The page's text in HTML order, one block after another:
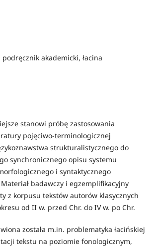
akademicki, łacina
stanowi próbę zastosowania
pojęciwo-terminologicznej
strukturalistycznego do
synchronicznego opisu systemu
i syntaktycznego
Materiał badawczy i egzemplifikacyjny
z korpusu tekstów autorów klasycznych
od II w. przed Chr. do IV w. po Chr.
została m.in. problematyka łacińskiej
tekstu na poziomie fonologicznym,